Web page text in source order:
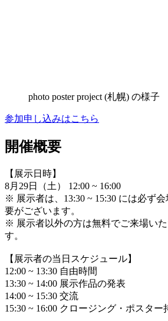
photo poster project (札幌) の様子
参加申し込みはこちら
開催概要
【展示日時】
8月29日（土） 12:00 ~ 16:00
※ 展示者は、13:30 ~ 15:30 には必ず
要がございます。
※ 展示者以外の方は無料でご来場い
す。
【展示者の当日スケジュール】
12:00 ~ 13:30 自由時間
13:30 ~ 14:00 展示作品の発表
14:00 ~ 15:30 交流
15:30 ~ 16:00 クロージング・ポスター